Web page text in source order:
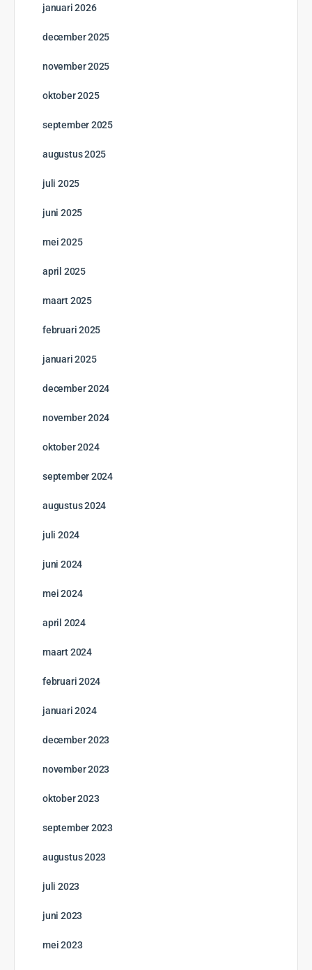
januari 2026
december 2025
november 2025
oktober 2025
september 2025
augustus 2025
juli 2025
juni 2025
mei 2025
april 2025
maart 2025
februari 2025
januari 2025
december 2024
november 2024
oktober 2024
september 2024
augustus 2024
juli 2024
juni 2024
mei 2024
april 2024
maart 2024
februari 2024
januari 2024
december 2023
november 2023
oktober 2023
september 2023
augustus 2023
juli 2023
juni 2023
mei 2023